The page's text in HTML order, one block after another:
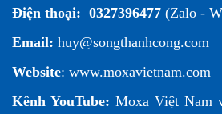
Điện thoại: 0327396477 (Zalo -
Email: huy@songthanhcong.com
Website: www.moxavietnam.com
Kênh YouTube: Moxa Việt Nam